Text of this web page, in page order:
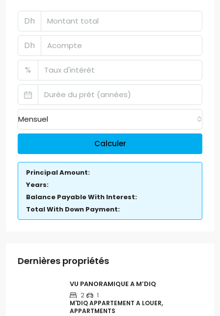
Dh
Dh
%
Mensuel
Calculer
Principal Amount:
Years:
Balance Payable With Interest:
Total With Down Payment:
Dernières propriétés
VU PANORAMIQUE A M’DIQ
2
1
M'DIQ APPARTEMENT A LOUER,
APPARTMENTS